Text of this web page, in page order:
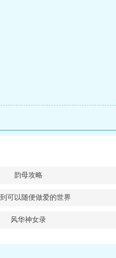
韵母攻略
可以随便做爱的世界
风华神女录